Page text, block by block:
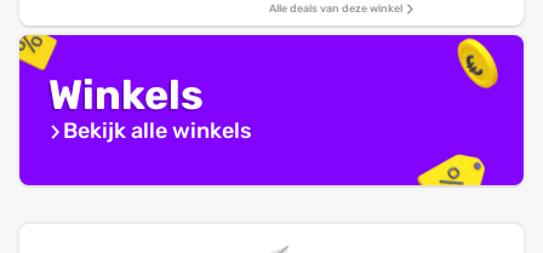
Alle deals van deze winkel
Winkels
Bekijk alle winkels